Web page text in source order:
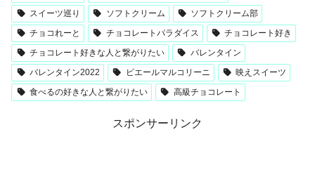
スイーツ巡り ソフトクリーム
ソフトクリーム部
チョコれーと
チョコレートパラダイス
チョコレート好き
チョコレート好きな人と繋がりたい
バレンタイン
バレンタイン2022
ピエールマルコリーニ
映えスイーツ
食べるの好きな人と繋がりたい
高級チョコレート
スポンサーリンク